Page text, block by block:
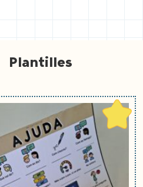
Plantilles